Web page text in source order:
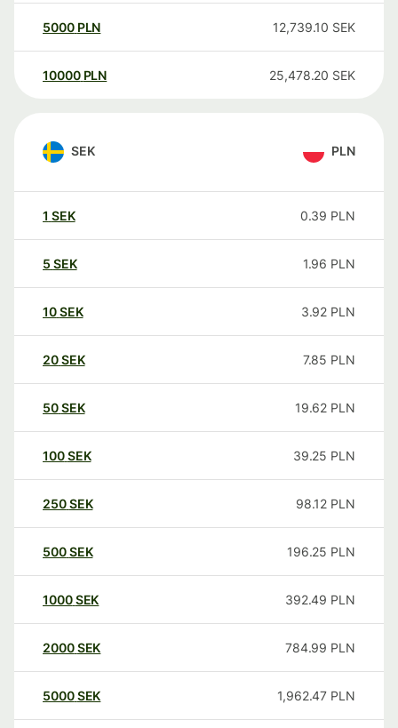
5000 PLN 12,739.10 SEK
10000 PLN 25,478.20 SEK
SEK PLN
1 SEK 0.39 PLN
5 SEK 1.96 PLN
10SEK 3.92 PLN
20SEK 7.85 PLN
50SEK 19.62 PLN
100SEK 39.25 PLN
250SEK 98.12 PLN
500SEK 196.25 PLN
1000SEK 392.49 PLN
2000SEK 784.99 PLN
5000SEK 1,962.47 PLN